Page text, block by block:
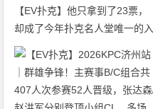
【EV扑克】他只拿到了23票，
却成了今年扑克名人堂唯一的入
选者